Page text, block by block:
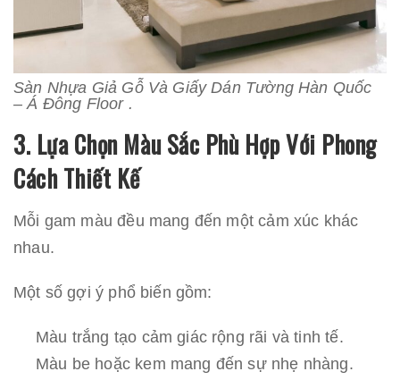
Sàn Nhựa Giả Gỗ Và Giấy Dán Tường Hàn Quốc
– Á Đông Floor .
3. Lựa Chọn Màu Sắc Phù Hợp Với Phong
Cách Thiết Kế
Mỗi gam màu đều mang đến một cảm xúc khác
nhau.
Một số gợi ý phổ biến gồm:
Màu trắng tạo cảm giác rộng rãi và tinh tế.
Màu be hoặc kem mang đến sự nhẹ nhàng.